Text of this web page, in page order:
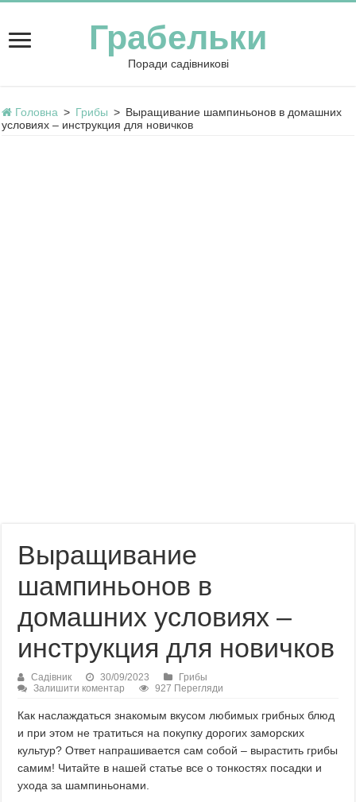
Грабельки
Поради садівникові
Головна > Грибы > Выращивание шампиньонов в домашних
условиях – инструкция для новичков
Выращивание
шампиньонов в
домашних условиях –
инструкция для новичков
Садівник 30/09/2023
Грибы
Залишити коментар
927 Перегляди
Как наслаждаться знакомым вкусом любимых грибных блюд
и при этом не тратиться на покупку дорогих заморских
культур? Ответ напрашивается сам собой – вырастить грибы
самим! Читайте в нашей статье все о тонкостях посадки и
ухода за шампиньонами.